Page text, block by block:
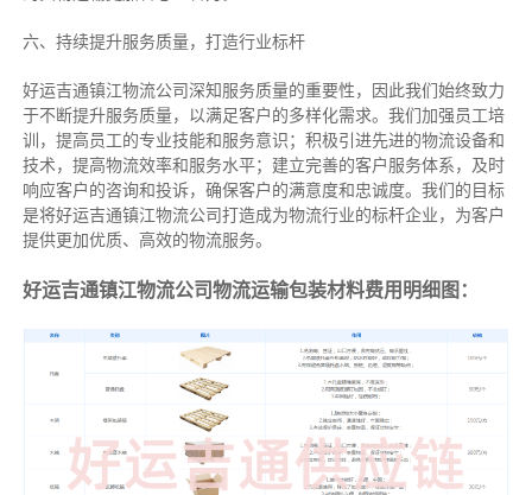
六、持续提升服务质量，打造行业标杆
好运吉通镇江物流公司深知服务质量的重要性，因此我们始终致力
于不断提升服务质量，以满足客户的多样化需求。我们加强员工培
训，提高员工的专业技能和服务意识；积极引进先进的物流设备和
技术，提高物流效率和服务水平；建立完善的客户服务体系，及时
响应客户的咨询和投诉，确保客户的满意度和忠诚度。我们的目标
是将好运吉通镇江物流公司打造成为物流行业的标杆企业，为客户
提供更加优质、高效的物流服务。
好运吉通镇江物流公司物流运输包装材料费用明细图：